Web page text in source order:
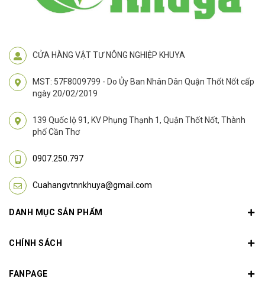
CỬA HÀNG VẬT TƯ NÔNG NGHIỆP KHUYA
MST: 57F8009799 - Do Ủy Ban Nhân Dân Quận Thốt Nốt cấp
ngày 20/02/2019
139 Quốc lộ 91, KV Phụng Thạnh 1, Quận Thốt Nốt, Thành
phố Cần Thơ
0907.250.797
Cuahangvtnnkhuya@gmail.com
DANH MỤC SẢN PHẨM
CHÍNH SÁCH
FANPAGE